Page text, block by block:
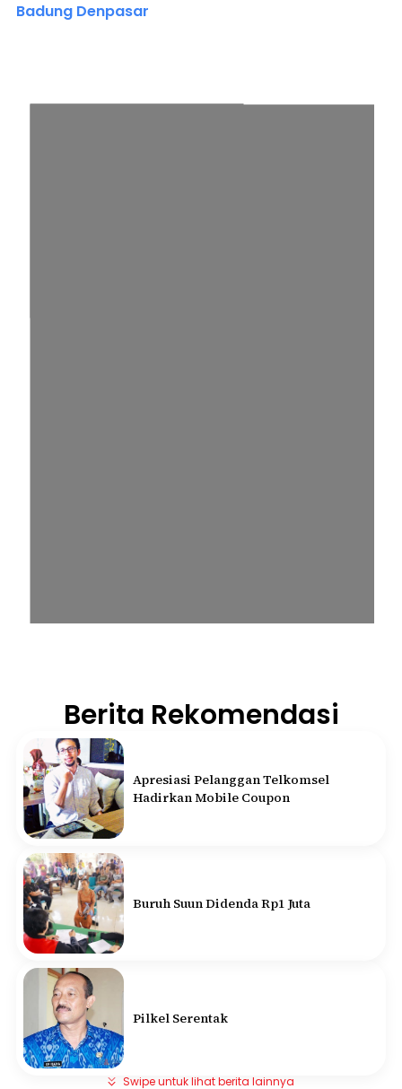
Badung Denpasar
Berita Rekomendasi
Apresiasi Pelanggan Telkomsel
Hadirkan Mobile Coupon
Buruh Suun Didenda Rp1 Juta
Pilkel Serentak
Swipe untuk lihat berita lainnya